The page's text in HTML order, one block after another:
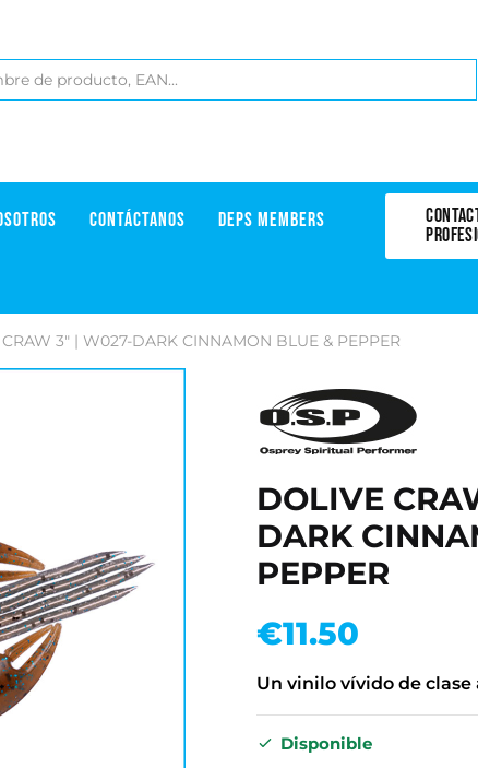
CONTÁCTANOS DEPS MEMBERS
3" | W027-DARK CINNAMON BLUE & PEPPER
DOLIVE
DARK
PEPPER
€11.50
Un vinilo vívido de clase
Disponible